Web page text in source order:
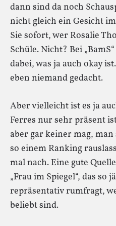
dann sind da noch
nicht gleich ein Gesicht
Sie sofort, wer Rosalie
Schüle. Nicht? Bei
dabei, was ja auch okay
eben niemand gedacht.
Aber vielleicht ist es ja
Ferres nur sehr präsent
aber gar keiner mag, man
so einem Ranking
mal nach. Eine gute
„Frau im Spiegel“, das so
repräsentativ rumfragt,
beliebt sind.